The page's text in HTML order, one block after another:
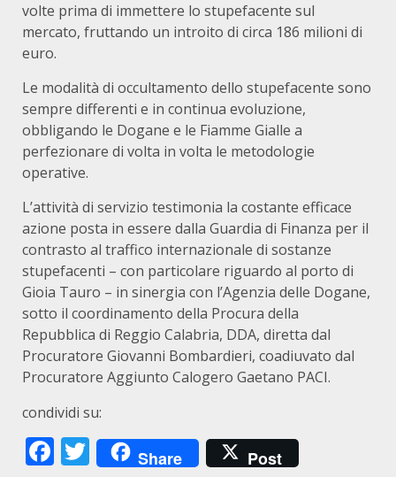
volte prima di immettere lo stupefacente sul
mercato, fruttando un introito di circa 186 milioni di
euro.
Le modalità di occultamento dello stupefacente sono
sempre differenti e in continua evoluzione,
obbligando le Dogane e le Fiamme Gialle a
perfezionare di volta in volta le metodologie
operative.
L’attività di servizio testimonia la costante efficace
azione posta in essere dalla Guardia di Finanza per il
contrasto al traffico internazionale di sostanze
stupefacenti – con particolare riguardo al porto di
Gioia Tauro – in sinergia con l’Agenzia delle Dogane,
sotto il coordinamento della Procura della
Repubblica di Reggio Calabria, DDA, diretta dal
Procuratore Giovanni Bombardieri, coadiuvato dal
Procuratore Aggiunto Calogero Gaetano PACI.
condividi su:
Facebook
Twitter
Share Post